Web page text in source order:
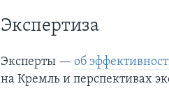
Экспертиза
Эксперты —об
на Кремль и перспективах